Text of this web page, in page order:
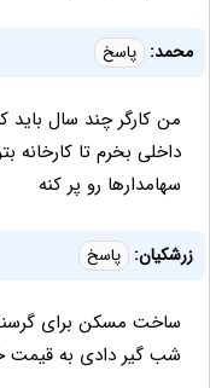
محمد: پاسخ
من کارگر چند سال
داخلی بخرم تا کارخانه
سهامدارها رو پر کنه
زرشکیان: پاسخ
ساخت مسکن برای
شب گیر دادی به قیمت